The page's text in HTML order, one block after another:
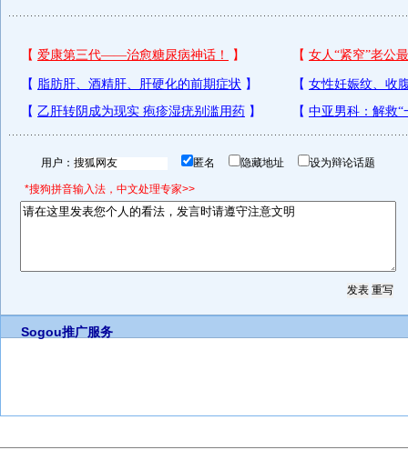
用户： 匿名 隐藏地址 设为辩论话题
*搜狗拼音输入法，中文处理专家>>
Sogou推广服务